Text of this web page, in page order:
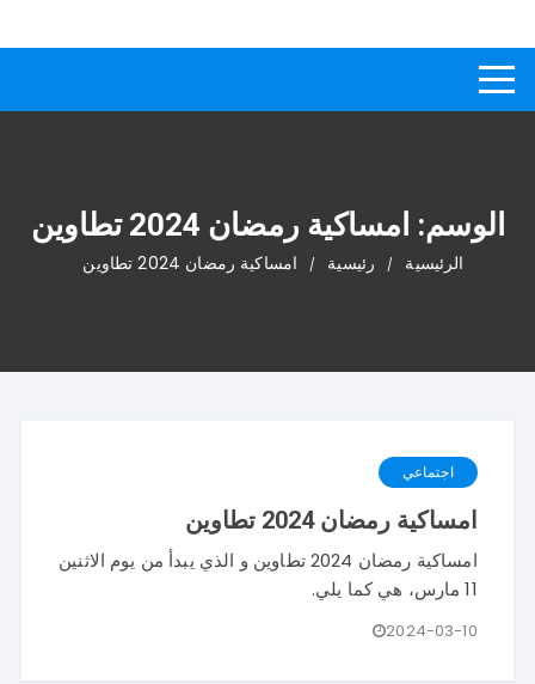
المحتوى
الوسم: امساكية رمضان 2024 تطاوين
الرئيسية رئيسية امساكية رمضان 2024 تطاوين
اجتماعي
امساكية رمضان 2024 تطاوين
امساكية رمضان 2024 تطاوين و الذي يبدأ من يوم الاثنين
11 مارس، هي كما يلي.
2024-03-10